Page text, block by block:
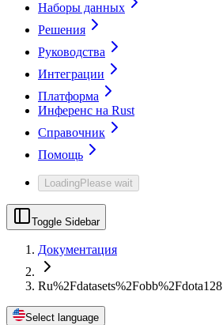
Наборы данных
Решения
Руководства
Интеграции
Платформа
Инференс на Rust
Справочник
Помощь
LoadingPlease wait
Toggle Sidebar
Документация
Ru%2Fdatasets%2Fobb%2Fdota128
Select language